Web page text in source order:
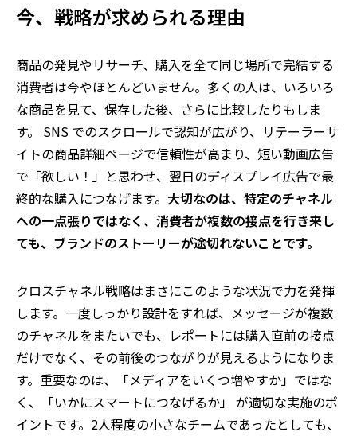
今、戦略が求められる理由
商品の発見やリサーチ、購入を全て同じ場所で完結する
消費者は今やほとんどいません。多くの人は、いろいろ
な商品を見て、保存した後、さらに比較したりもしま
す。 SNS でのスクロールで認知が広がり、リテーラーサ
イトの商品詳細ページで信頼性が高まり、短い動画広告
で「欲しい！」と思わせ、翌日のディスプレイ広告で最
終的な購入につなげます。 大切なのは、特定のチャネル
への一点張りではなく、消費者が複数の接点を行き来し
ても、ブランドのストーリーが途切れないことです。
クロスチャネル戦略はまさにこのような状況で力を発揮
します。一度しっかり設計をすれば、メッセージが複数
のチャネルをまたいでも、レポートには購入直前の接点
だけでなく、その前後のつながりが見えるようになりま
す。重要なのは、「メディアをいくつ増やすか」ではな
く、「いかにスマートにつなげるか」 が適切な実施のポ
イントです。 2人程度の小さなチームであったとしても、